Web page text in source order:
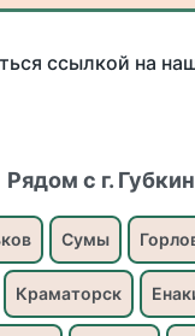
ссылкой на
Рядом с г. Губкин
Сумы
Краматорск